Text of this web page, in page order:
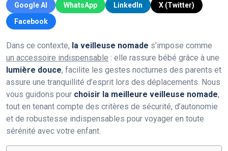
Google AI
WhatsApp LinkedIn
X (Twitter)
Facebook
Dans ce contexte, la veilleuse nomade s’impose comme
un accessoire indispensable : elle rassure bébé grâce à une
lumière douce, facilite les gestes nocturnes des parents et
assure une tranquillité d’esprit lors des déplacements. Nous
vous guidons pour choisir la meilleure veilleuse nomade,
tout en tenant compte des critères de sécurité, d’autonomie
et de robustesse indispensables pour voyager en toute
sérénité avec votre enfant.